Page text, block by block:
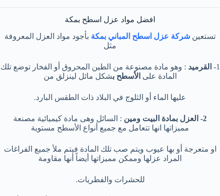
افضل مواد عزل اسطح بمكة
تستعين شركة عزل اسطح المباني بمكة بأجود مواد العزل المعروفة
مثل
1- القرميد : وهو مادة مصنوعة من الطين المحروق أو الفخار توضع تلك
المادة على الأسطح بشكل مائل لينزلق من
عليها الماء أو الثلوج في البلاد ذات الطقس البارد.
2- العزل بمادة البيت ومين
: السائل وهى مادة كيميائية مصنعة
مميزاتها انها تتعامل مع جميع أنواع الأسطح مستوية
او متعرجة أو بها عيوب ويتم صب تلك المادة فيتم ملأ جميع الفراغات
المراد عزلها وممكن مميزاتها أيضاً أنها مقاومة
للحشرات والفطريات.